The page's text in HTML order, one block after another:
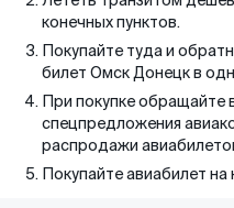
конечных пунктов.
Покупайте туда и
билет Омск Донецк в
При покупке обращайте
спецпредложения
распродажи
Покупайте авиабилет